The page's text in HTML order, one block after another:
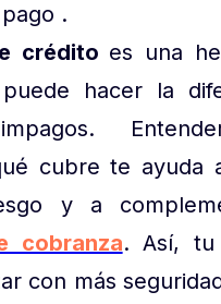
.
crédito es una
hacer la
cubre te ayuda
y a
cobranza. Así, tu
con más